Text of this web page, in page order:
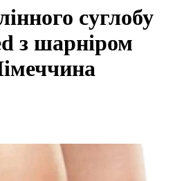
суглобу
з шарніром